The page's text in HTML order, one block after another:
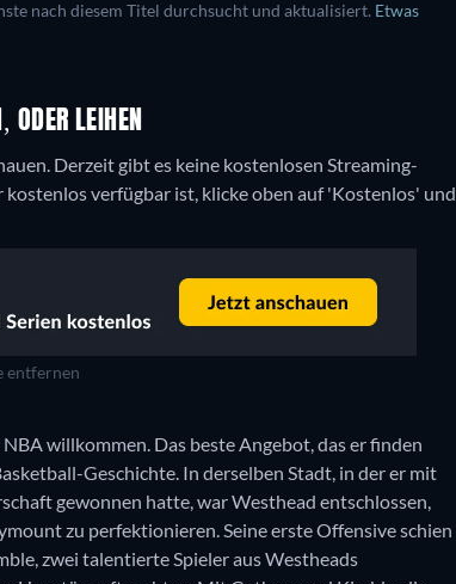
nach diesem Titel durchsucht und aktualisiert. Etwas
ODER LEIHEN
Derzeit gibt es keine kostenlosen Streaming-
verfügbar ist, klicke oben auf 'Kostenlos' und
entfernen
willkommen. Das beste Angebot, das er finden
Geschichte. In derselben Stadt, in der er mit
gewonnen hatte, war Westhead entschlossen,
zu perfektionieren. Seine erste Offensive schien
zwei talentierte Spieler aus Westheads